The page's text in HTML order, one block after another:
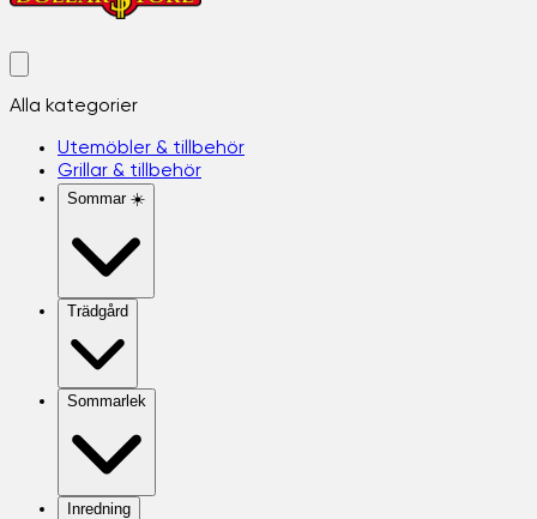
Alla kategorier
Utemöbler & tillbehör
Grillar & tillbehör
Sommar ☀️
Trädgård
Sommarlek
Inredning